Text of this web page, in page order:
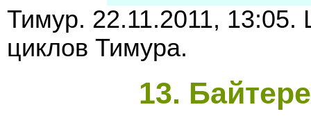
Тимур. 22.11.2011,
циклов Тимура.
13.